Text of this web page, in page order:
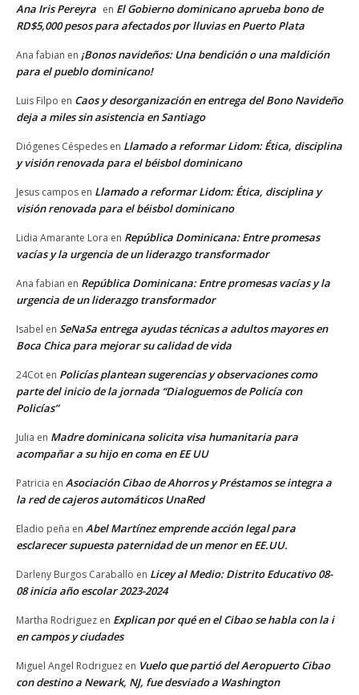
Ana Iris Pereyra en El Gobierno dominicano aprueba bono de
RD$5,000 pesos para afectados por lluvias en Puerto Plata
Ana fabian en ¡Bonos navideños: Una bendición o una maldición
para el pueblo dominicano!
Luis Filpo en Caos y desorganización en entrega del Bono Navideño
deja a miles sin asistencia en Santiago
Diógenes Céspedes en Llamado a reformar Lidom: Ética, disciplina
y visión renovada para el béisbol dominicano
Jesus campos en Llamado a reformar Lidom: Ética, disciplina y
visión renovada para el béisbol dominicano
Lidia Amarante Lora en República Dominicana: Entre promesas
vacías y la urgencia de un liderazgo transformador
Ana fabian en República Dominicana: Entre promesas vacías y la
urgencia de un liderazgo transformador
Isabel en SeNaSa entrega ayudas técnicas a adultos mayores en
Boca Chica para mejorar su calidad de vida
24Cot en Policías plantean sugerencias y observaciones como
parte del inicio de la jornada “Dialoguemos de Policía con
Policías”
Julia en Madre dominicana solicita visa humanitaria para
acompañar a su hijo en coma en EE UU
Patricia en Asociación Cibao de Ahorros y Préstamos se integra a
la red de cajeros automáticos UnaRed
Eladio peña en Abel Martínez emprende acción legal para
esclarecer supuesta paternidad de un menor en EE.UU.
Darleny Burgos Caraballo en Licey al Medio: Distrito Educativo 08-
08 inicia año escolar 2023-2024
Martha Rodriguez en Explican por qué en el Cibao se habla con la i
en campos y ciudades
Miguel Angel Rodriguez en Vuelo que partió del Aeropuerto Cibao
con destino a Newark, NJ, fue desviado a Washington